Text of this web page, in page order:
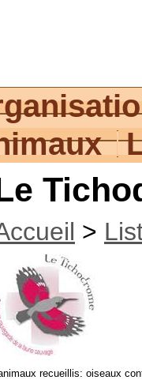
>
recueillis: oiseaux